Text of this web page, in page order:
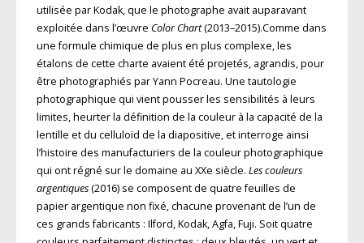
utilisée par Kodak, que le photographe avait auparavant
exploitée dans l’œuvre Color Chart(2013–2015).Comme dans
une formule chimique de plus en plus complexe, les
étalons de cette charte avaient été projetés, agrandis, pour
être photographiés par Yann Pocreau. Une tautologie
photographique qui vient pousser les sensibilités à leurs
limites, heurter la définition de la couleur à la capacité de la
lentille et du celluloïd de la diapositive, et interroge ainsi
l’histoire des manufacturiers de la couleur photographique
qui ont régné sur le domaine au XXe siècle. Les couleurs
argentiques(2016) se composent de quatre feuilles de
papier argentique non fixé, chacune provenant de l’un de
ces grands fabricants : Ilford, Kodak, Agfa, Fuji. Soit quatre